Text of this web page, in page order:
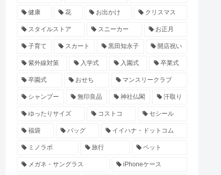
健康 花 お出かけ クリスマス
スタイルストア スニーカー お正月
子育て スカート 黒田知永子 開店祝い
紫外線対策 入学式 入園式 卒業式
卒園式 おせち マンスリークラブ
シャンプー 無印良品 神社仏閣 汗取り
ゆったりサイズ コストコ セシール
福袋 バッグ イイハナ・ドットコム
ミノラボ 旅行 ペット
メガネ・サングラス iPhoneケース